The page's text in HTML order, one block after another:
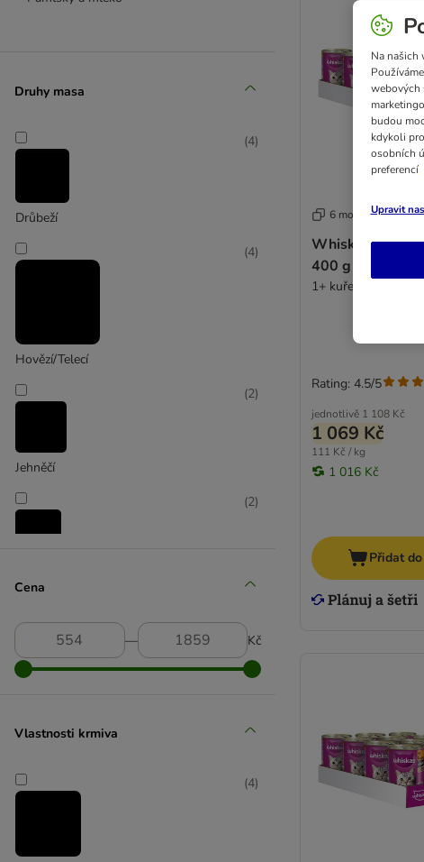
Druhy masa
Drůbeží
(4)
Hovězí/Telecí
(4)
Jehněčí
(2)
(2)
Rybí
Cena
― Kč
Vlastnosti krmiva
(4)
6 možností
Whiskas 1+
400 g
1+ kuřecí v želé
jednotlivě 1 108 Kč
1 069 Kč
111 Kč / kg
1 016 Kč
Rating: 4.5/5
Přidat
Na našich
webových
budou
kdykoli
osobních
preferencí
Upravit